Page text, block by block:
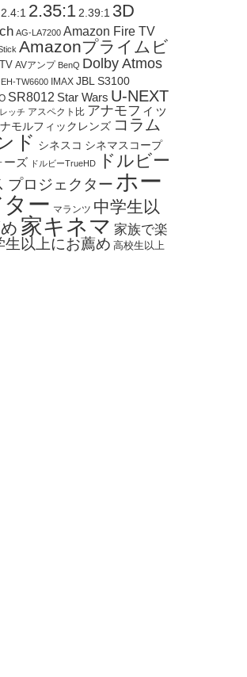
2.4:1 2.35:1 2.39:1 3D
AG-LA7200 Amazon Fire TV
Amazonプライムビ
AVアンプ BenQ Dolby Atmos
EH-TW6600 IMAX JBL S3100
SR8012 Star Wars U-NEXT
ッチ アスペクト比 アナモフィッ
モルフィックレンズ コラム
ド シネスコ シネマスコープ
ーズ ドルビーTrueHD
ドルビー
プロジェクター ホー
ー マランツ 中学生以
家キネマ 家族で楽
生以上にお薦め 高校生以上